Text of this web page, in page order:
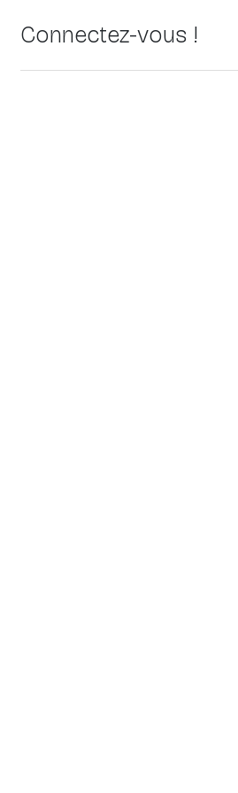
Connectez-vous !